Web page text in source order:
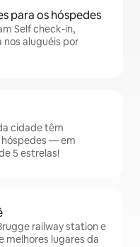
para os hóspedes
Self check-in,
nos aluguéis por
cidade têm
hóspedes — em
5 estrelas!
railway station e
melhores lugares da